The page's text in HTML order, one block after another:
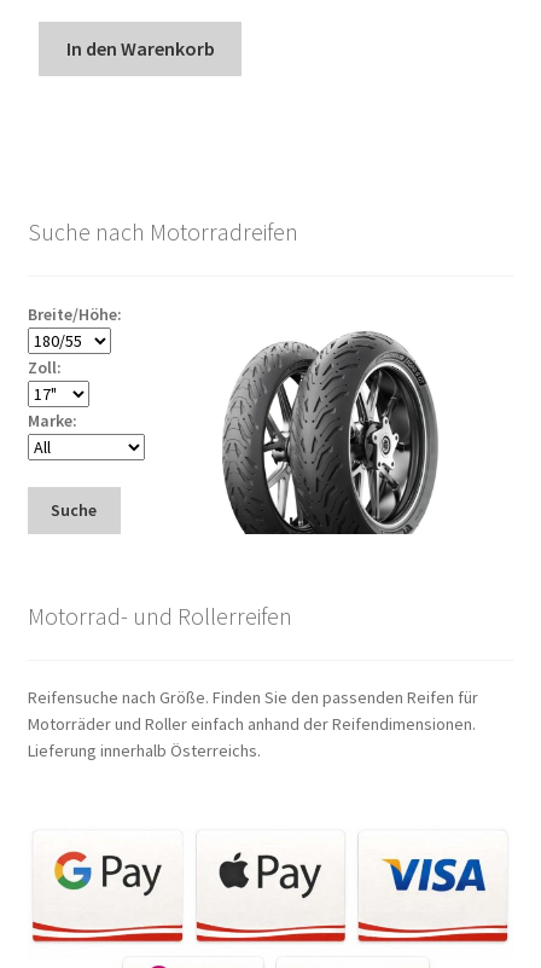
In den Warenkorb
Suche nach Motorradreifen
Breite/Höhe:
Zoll:
Marke:
Suche
Motorrad- und Rollerreifen
Reifensuche nach Größe. Finden Sie den passenden Reifen für
Motorräder und Roller einfach anhand der Reifendimensionen.
Lieferung innerhalb Österreichs.